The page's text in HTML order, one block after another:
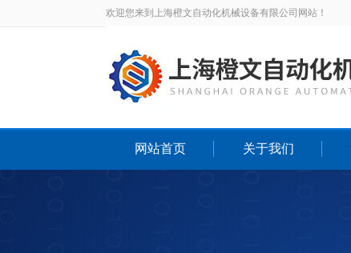
欢迎您来到上海橙文自动化机械设备有限公司网站！
网站首页 关于我们